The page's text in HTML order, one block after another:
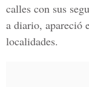
calles con sus
a diario, apareció
localidades.